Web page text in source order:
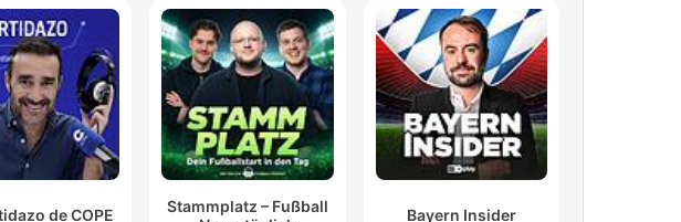
de COPE
Stammplatz – Fußball
Bayern Insider